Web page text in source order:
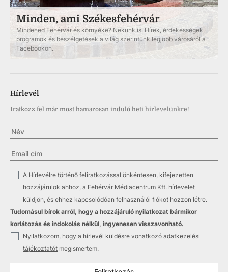
Minden, ami Székesfehérvár
Mindened Fehérvár és környéke? Nekünk is. Hírek, érdekességek,
programok és beszélgetések a világ szerintünk legjobb városáról a
Facebookon.
Hírlevél
Iratkozz fel már most hamarosan induló heti hírlevelünkre!
A Hírlevélre történő feliratkozással önkéntesen, kifejezetten
hozzájárulok ahhoz, a Fehérvár Médiacentrum Kft. hírlevelet
küldjön, és ehhez kapcsolódóan felhasználói fiókot hozzon létre.
Tudomásul bírok arról, hogy a hozzájáruló nyilatkozat bármikor
korlátozás és indokolás nélkül, ingyenesen visszavonható.
Nyilatkozom, hogy a hírlevél küldésre vonatkozó adatkezelési
tájékoztatót megismertem.